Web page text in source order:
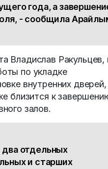
года, а
- сообщила
Владислав Ракульцев,
по укладке
внутренних дверей,
близится к
залов.
отдельных
и старших